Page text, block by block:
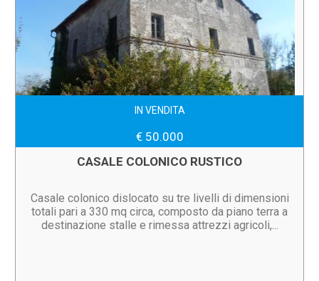
IN VENDITA
€ 50.000
CASALE COLONICO RUSTICO
Casale colonico dislocato su tre livelli di dimensioni
totali pari a 330 mq circa, composto da piano terra a
destinazione stalle e rimessa attrezzi agricoli,...